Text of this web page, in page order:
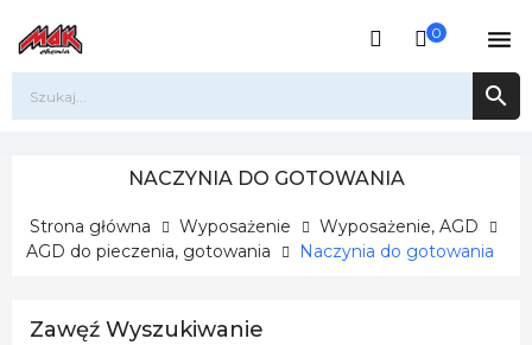
0 

NACZYNIA DO GOTOWANIA
Strona główna Wyposażenie
Wyposażenie, AGD
AGD do pieczenia, gotowania
Naczynia do gotowania
Zawęź Wyszukiwanie